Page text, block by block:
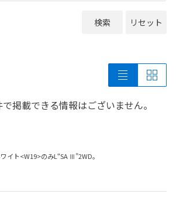
検索 リセット
掲載できる情報はございません。
イト<W19>のみL“SA Ⅲ”2WD。